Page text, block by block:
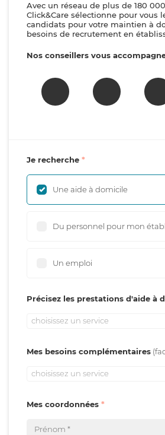
Avec un réseau de plus de 180
Click&Care sélectionne pour vous
candidats pour votre maintien à
besoins de recrutement en
Nos conseillers vous
Je recherche
Une aide à domicile
Du personnel pour mon
Un emploi
Précisez les prestations d'aide à
choisissez un service
Mes besoins complémentaires
choisissez un service
Mes coordonnées